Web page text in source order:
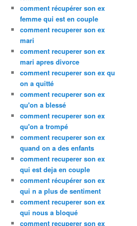
comment récupérer son ex
femme qui est en couple
comment recuperer son ex
mari
comment recuperer son ex
mari apres divorce
comment recuperer son ex qu
on a quitté
comment recuperer son ex
qu'on a blessé
comment recuperer son ex
qu'on a trompé
comment recuperer son ex
quand on a des enfants
comment recuperer son ex
qui est deja en couple
comment récupérer son ex
qui n a plus de sentiment
comment recuperer son ex
qui nous a bloqué
comment recuperer son ex